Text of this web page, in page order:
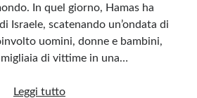
In quel giorno, Hamas ha
Israele, scatenando un’ondata di
uomini, donne e bambini,
di vittime in una…
Leggi tuttoLa